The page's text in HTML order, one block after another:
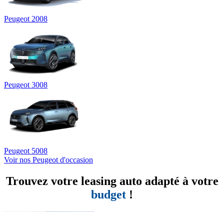
Peugeot 2008
Peugeot 3008
Peugeot 5008
Voir nos Peugeot d'occasion
Trouvez votre leasing auto adapté à votre
budget !